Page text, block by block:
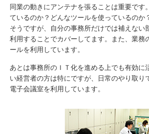
同業の動きにアンテナを張ることは重要です
ているのか？どんなツールを使っているのか
そうですが、自分の事務所だけでは補えない
利用することでカバーしてます。また、業務
ールを利用しています。
あとは事務所のＩＴ化を進める上でも有効に
い経営者の方は特にですが、日常のやり取り
電子会議室を利用しています。